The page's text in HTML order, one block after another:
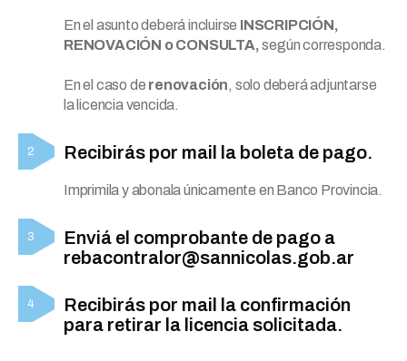
En el asunto deberá incluirse INSCRIPCIÓN,
RENOVACIÓN o CONSULTA,según corresponda.
En el caso de renovación, solo deberá adjuntarse
la licencia vencida.
Recibirás por mail la boleta de pago.
Imprimila y abonala únicamente en Banco Provincia.
Enviá el comprobante de pago a
rebacontralor@sannicolas.gob.ar
Recibirás por mail la confirmación
para retirar la licencia solicitada.